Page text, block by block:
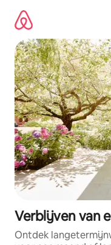
direct
naar
inhoud
Verblijven van
Ontdek